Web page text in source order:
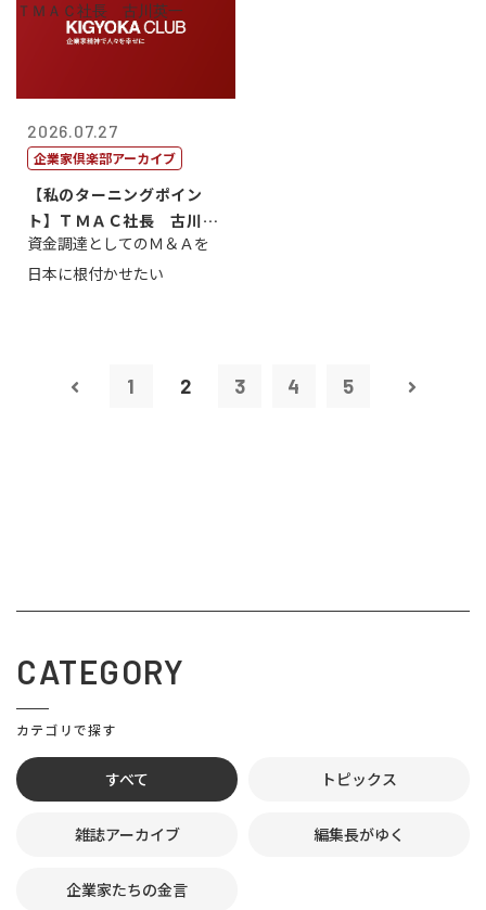
2026.07.27
企業家倶楽部アーカイブ
【私のターニングポイン
ト】ＴＭＡＣ社長 古川英
一
資金調達としてのＭ＆Ａを
日本に根付かせたい
1 2 3 4 5
CATEGORY
カテゴリで探す
すべて トピックス
雑誌アーカイブ 編集長がゆく
企業家たちの金言